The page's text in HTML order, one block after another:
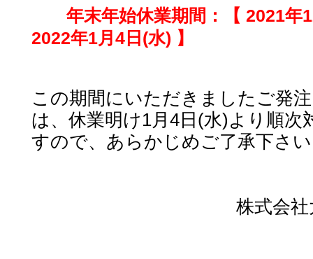
年末年始休業期間：【 2021年
2022年1月4日(水) 】
この期間にいただきましたご発
は、休業明け1月4日(水)より順次
すので、あらかじめご了承下さ
株式